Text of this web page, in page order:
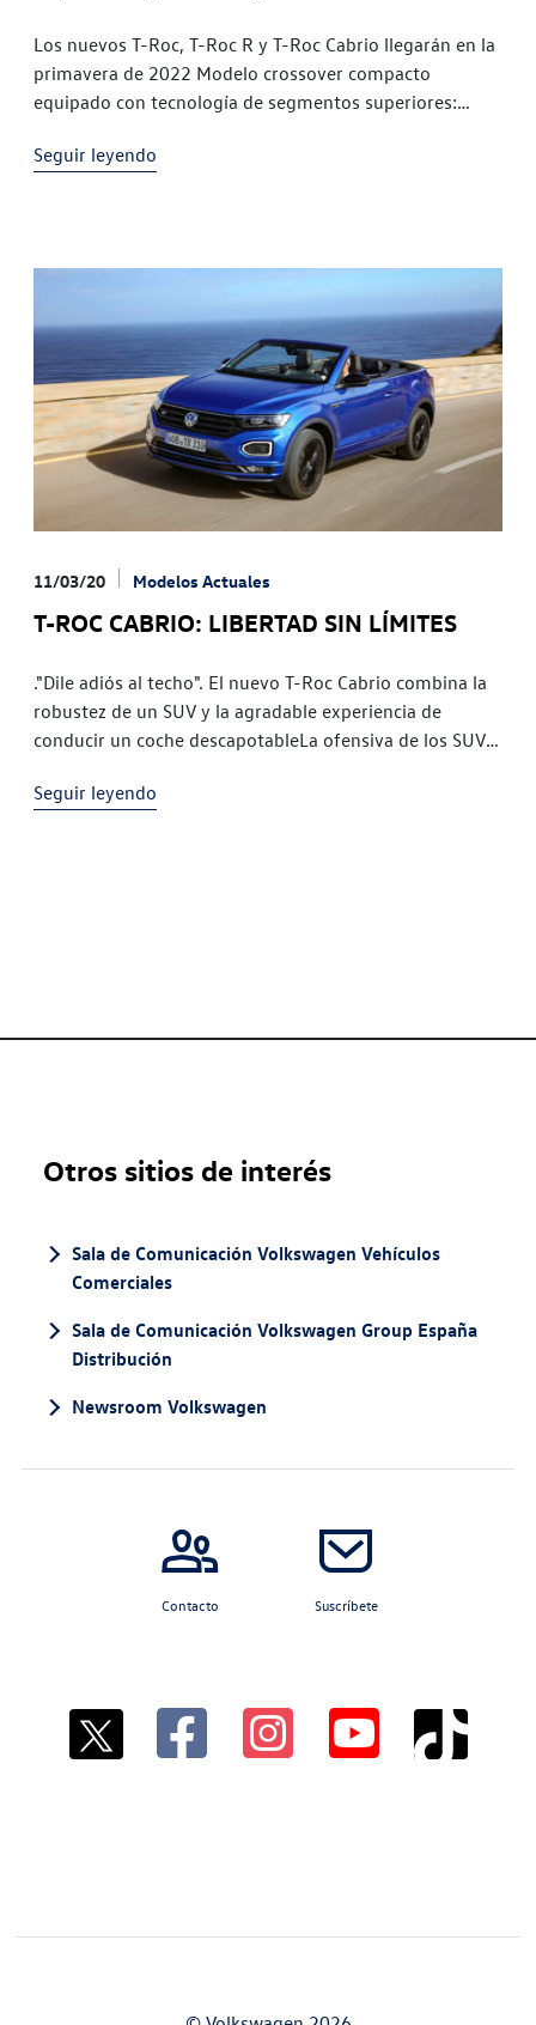
Los nuevos T-Roc, T-Roc R y T-Roc Cabrio llegarán en la
primavera de 2022 Modelo crossover compacto
equipado con tecnología de segmentos superiores:
IQ.LIGHT con faros matriciales LED Interior de
Seguir leyendo
11/03/20 Modelos Actuales
T-ROC CABRIO: LIBERTAD SIN LÍMITES
."Dile adiós al techo". El nuevo T-Roc Cabrio combina la
robustez de un SUV y la agradable experiencia de
conducir un coche descapotableLa ofensiva de los SUV
Seguir leyendo
Otros sitios de interés
Sala de Comunicación Volkswagen Vehículos
Comerciales
Sala de Comunicación Volkswagen Group España
Distribución
Newsroom Volkswagen
Contacto Suscríbete